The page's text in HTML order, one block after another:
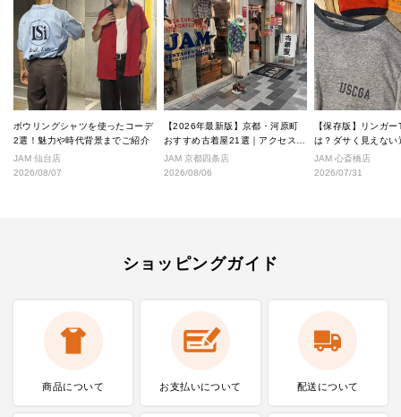
ボウリングシャツを使ったコーデ
2選！魅力や時代背景までご紹介
JAM 仙台店
2026/08/07
【2026年最新版】京都・河原町
おすすめ古着屋21選｜アクセス良
好な絶対行くべきショップ厳選！
JAM 京都四条店
2026/08/06
【保存版】リンガ
は？ダサく見えない
なし完全ガイド
JAM 心斎橋店
2026/07/31
ショッピングガイド
商品について お支払いについて 配送について